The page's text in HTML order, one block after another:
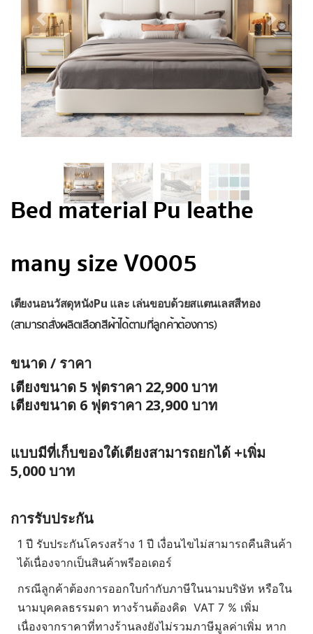
Bed material Pu leathe
many size V0005
เตียงนอนวัสดุหนังPu และ เล่นขอบด้วยสแตนเลสสีทอง
(สามารถสั่งผลิตเลือกสีผ้าได้ตามที่ลูกค้าต้องการ)⁣
ขนาด / ราคา
เตียงขนาด 5 ฟุตราคา 22,900 บาท
เตียงขนาด 6 ฟุตราคา 23,900 บาท
แบบมีที่เก็บของใต้เตียงสามารถยกได้ +เพิ่ม
5,000 บาท
การรับประกัน
1 ปี รับประกันโครงสร้าง 1 ปี เงื่อนไขไม่สามารถคืนสินค้า
ได้เนื่องจากเป็นสินค้าพรีออเดอร์
กรณีลูกค้าต้องการออกใบกำกับภาษีในนามบริษัท หรือใน
นามบุคคลธรรมดา ทางร้านต้องคิด VAT 7 % เพิ่ม
เนื่องจากราคาที่ทางร้านลงยังไม่รวมภาษีมูลค่าเพิ่ม หาก